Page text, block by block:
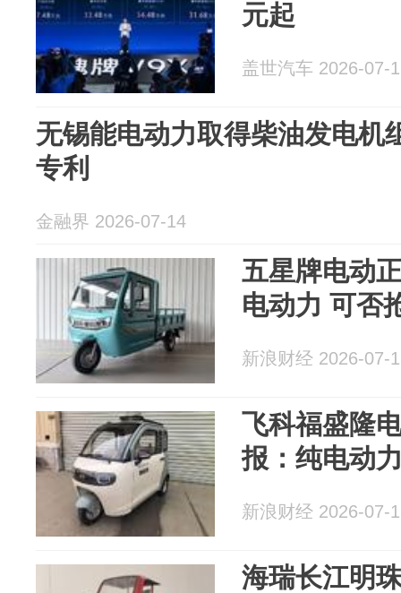
元起
盖世汽车 2026-07-
无锡能电动力取得柴油发电机
专利
金融界 2026-07-14
五星牌电动
电动力 可否
新浪财经 2026-07-
飞科福盛隆
报：纯电动
新浪财经 2026-07-
海瑞长江明